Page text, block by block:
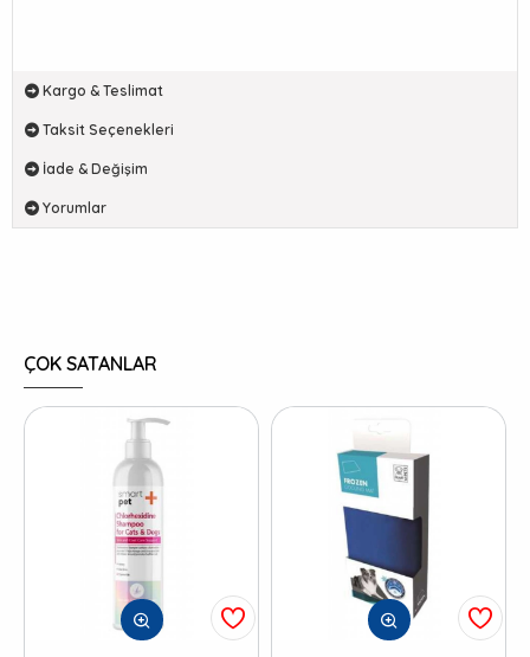
Kargo & Teslimat
Taksit Seçenekleri
İade & Değişim
Yorumlar
ÇOK SATANLAR